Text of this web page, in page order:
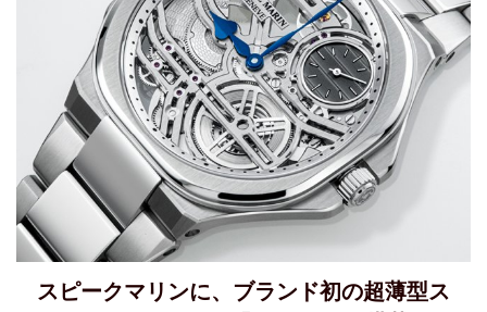
スピークマリンに、ブランド初の超薄型ス